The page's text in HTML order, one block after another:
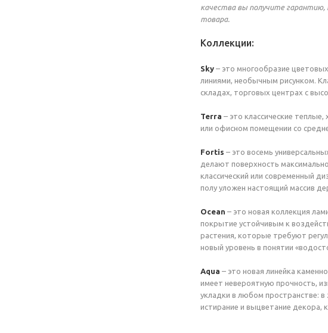
качества вы получите гарантию,
товара.
Коллекции:
Sky – это многообразие
линиями, необычным рисунком.
складах, торговых центрах с
Terra – это классические
или офисном помещении со
Fortis – это восемь
делают поверхность
классический или современный
полу уложен настоящий массив
Ocean – это новая коллекция
покрытие устойчивым к
растения, которые требуют
новый уровень в понятии
Aqua – это новая линейка
имеет невероятную прочность,
укладки в любом пространстве:
истирание и выцветание декора,